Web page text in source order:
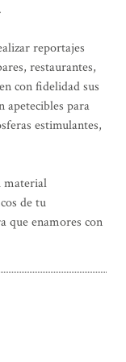
reportajes
restaurantes,
con fidelidad sus
apetecibles para
estimulantes,
material
de tu
que enamores con